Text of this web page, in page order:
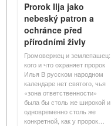
Prorok Ilja jako
nebeský patron a
ochránce před
přírodními živly
Громовержец и землепашец:
кого и что охраняет пророк
Илья В русском народном
календаре нет святого, чья
«зона ответственности»
была бы столь же широкой и
одновременно столь же
конкретной, как у пророк…